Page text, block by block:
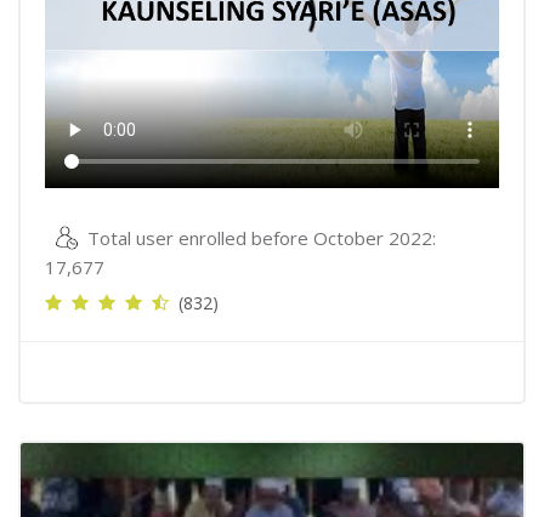
Total user enrolled before October 2022:
17,677
(832)